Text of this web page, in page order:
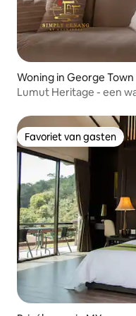
Woning in George Town
Lumut Heritage - een
Favoriet van gasten
Favoriet van gasten